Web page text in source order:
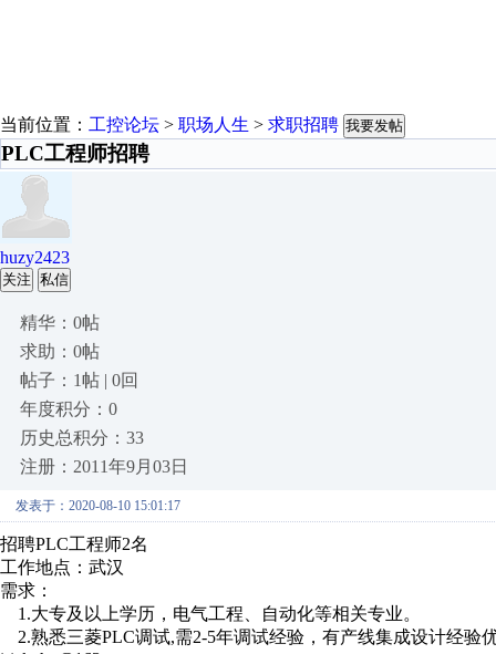
当前位置： 工控论坛 > 职场人生 > 求职招聘 我要发帖
PLC工程师招聘
huzy2423
关注 私信
精华：0帖
求助：0帖
帖子：1帖 | 0回
年度积分：0
历史总积分：33
注册：2011年9月03日
发表于：2020-08-10 15:01:17
招聘PLC工程师2名
工作地点：武汉
需求：
1.大专及以上学历，电气工程、自动化等相关专业。
2.熟悉三菱PLC调试,需2-5年调试经验，有产线集成设计经验